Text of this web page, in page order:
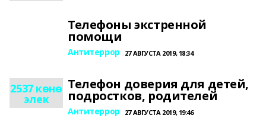
Телефоны экстренной
помощи
Антитеррор 27 АВГУСТА 2019, 18:34
2537 көнө
элек
Телефон доверия для детей,
подростков, родителей
Антитеррор 27 АВГУСТА 2019, 19:46